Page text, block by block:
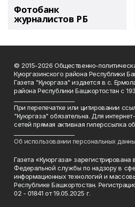
Фотобанк
журналистов РБ
© 2015-2026 Общественно-
Куюргазинского района Республики
Газета "Куюргаза" издается в с.
района Республики Башкортостан с
При перепечатке или цитировании
"Куюргаза" обязательна. Для
сетей прямая активная гиперссылка
Об использовании персональных
Газета «Куюргаза» зарегистрирована
Федеральной службы по надзору в
информационных технологий и
Республике Башкортостан.
02 - 01841 от 19.05.2025 г.